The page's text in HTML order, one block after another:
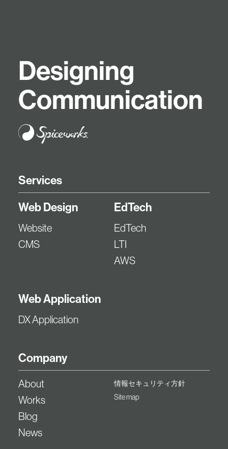
Designing
Communication
Services
Web Design
Website
CMS
EdTech
EdTech
LTI
AWS
Web Application
DX Application
Company
About
Works
Blog
News
情報セキュリティ方針
Site map